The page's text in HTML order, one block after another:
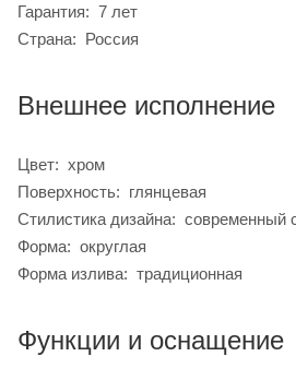
Гарантия: 7 лет
Страна: Россия
Внешнее исполнение
Цвет: хром
Поверхность: глянцевая
Стилистика дизайна: современный
Форма: округлая
Форма излива: традиционная
Функции и оснащение